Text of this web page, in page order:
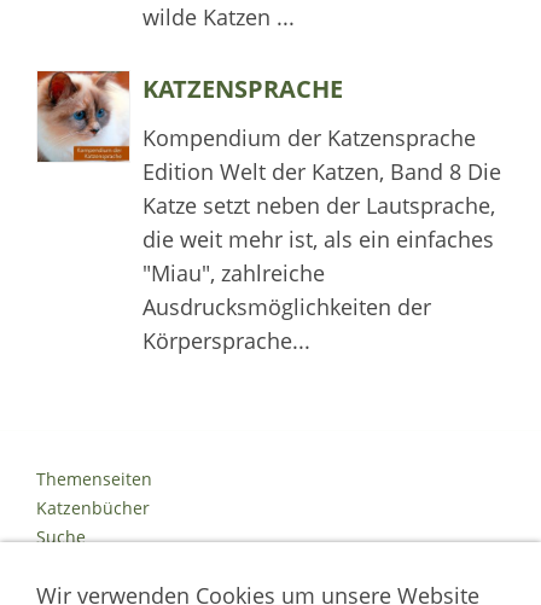
wilde Katzen ...
KATZENSPRACHE
Kompendium der Katzensprache
Edition Welt der Katzen, Band 8 Die
Katze setzt neben der Lautsprache,
die weit mehr ist, als ein einfaches
"Miau", zahlreiche
Ausdrucksmöglichkeiten der
Körpersprache...
Themenseiten
Katzenbücher
Suche
Impressum
Wir verwenden Cookies um unsere Website